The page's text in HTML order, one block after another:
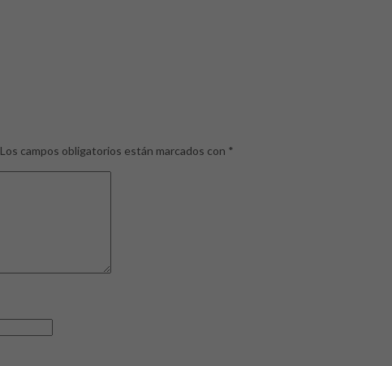
Los campos obligatorios están marcados con *